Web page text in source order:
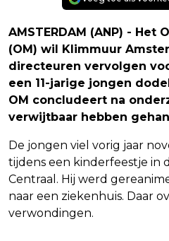
AMSTERDAM (ANP) - Het
(OM) wil Klimmuur
directeuren vervolgen
een 11-jarige jongen
OM concludeert na
verwijtbaar hebben
De jongen viel vorig jaar
tijdens een kinderfeestje in
Centraal. Hij werd
naar een ziekenhuis. Daar
verwondingen.